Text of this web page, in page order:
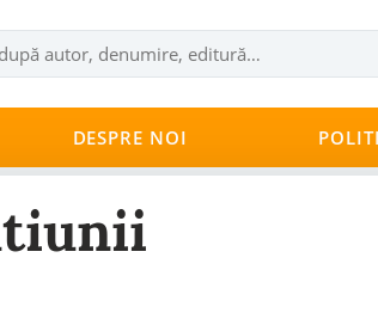
DESPRE NOI